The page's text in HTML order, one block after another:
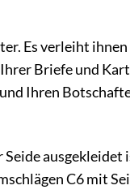
Es verleiht
Briefe und
Ihren
C6 mit